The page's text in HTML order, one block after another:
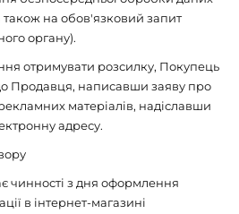
також на обов'язковий запит
органу).
отримувати розсилку, Покупець
Продавця, написавши заяву про
матеріалів, надіславши
адресу.
чинності з дня оформлення
в інтернет-магазині